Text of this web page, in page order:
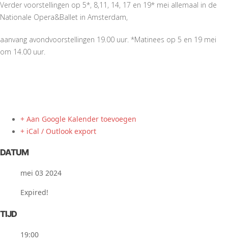
Verder voorstellingen op 5*, 8,11, 14, 17 en 19* mei allemaal in de
Nationale Opera&Ballet in Amsterdam,
aanvang avondvoorstellingen 19.00 uur. *Matinees op 5 en 19 mei
om 14.00 uur.
+ Aan Google Kalender toevoegen
+ iCal / Outlook export
DATUM
mei 03 2024
Expired!
TIJD
19:00